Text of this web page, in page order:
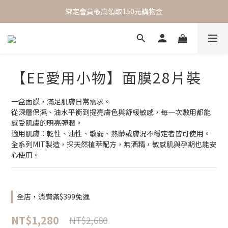
One Day One Masking  極簡保養｜極致呵護
One Day One Masking  極簡保養｜極致呵護
【EE愛用小物】面膜28片裝
一盒面膜，滿足肌膚日常需求。
從深層保濕、油水平衡到提亮膚色與舒緩敏感，每一次敷用都能
感受肌膚的明亮彈潤。
適用肌膚：乾性、油性、敏弱、熟齡或膚況不穩定者皆可使用。
全系列MIT製造，採天然植萃配方，無酒精，敏感肌與孕期也能安
心使用。
全店，消費滿$399免運
NT$1,280 NT$2,680